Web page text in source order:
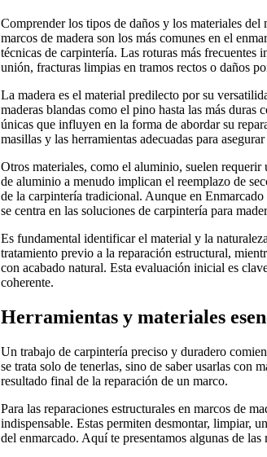
Comprender los tipos de daños y los materiales
marcos de madera son los más comunes en el
técnicas de carpintería. Las roturas más frecuentes
unión, fracturas limpias en tramos rectos o daños
La madera es el material predilecto por su
maderas blandas como el pino hasta las más
únicas que influyen en la forma de abordar su
masillas y las herramientas adecuadas para
Otros materiales, como el aluminio, suelen
de aluminio a menudo implican el reemplazo de
de la carpintería tradicional. Aunque en
se centra en las soluciones de carpintería para
Es fundamental identificar el material y la
tratamiento previo a la reparación estructural,
con acabado natural. Esta evaluación inicial es
coherente.
Herramientas y materiales
Un trabajo de carpintería preciso y duradero
se trata solo de tenerlas, sino de saber usarlas con
resultado final de la reparación de un marco.
Para las reparaciones estructurales en marcos de
indispensable. Estas permiten desmontar, limpiar,
del enmarcado. Aquí te presentamos algunas de las